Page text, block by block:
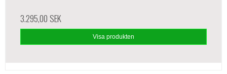
3.295,00 SEK
Visa produkten